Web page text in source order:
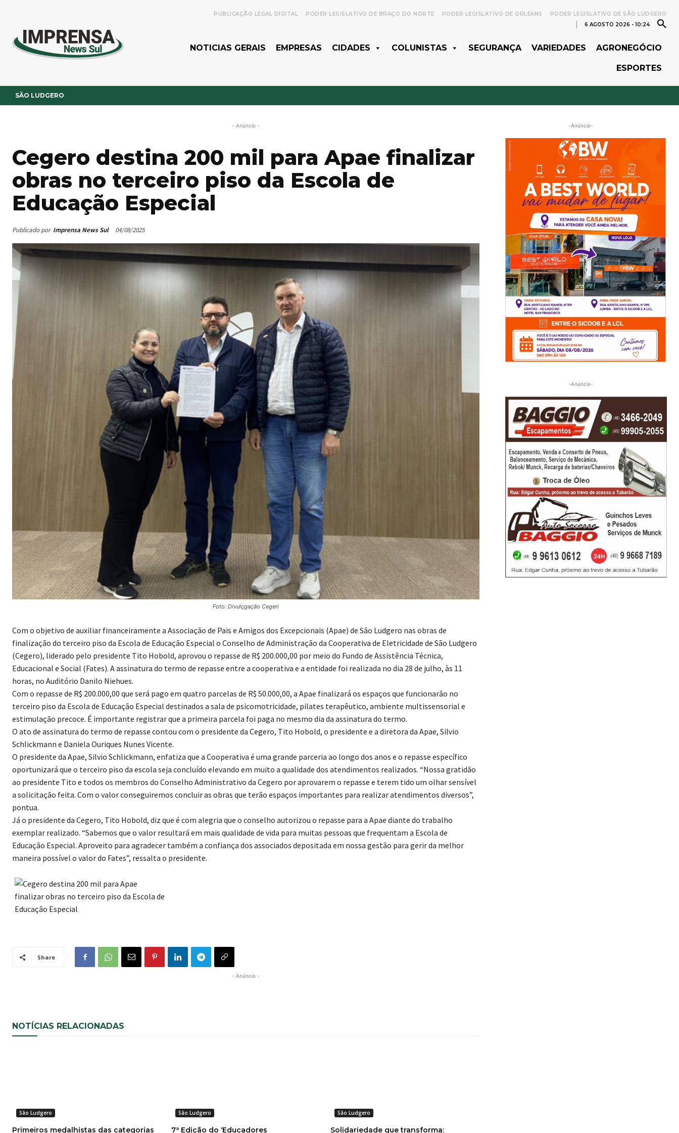
PUBLICAÇÃO LEGAL DIGITAL PODER LEGISLATIVO DE BRAÇO DO NORTE PODER LEGISLATIVO DE ORLEANS
PODER LEGISLATIVO DE SÃO LUDGERO
6 AGOSTO 2026 - 10:24
NOTICIAS GERAIS EMPRESAS CIDADES COLUNISTAS SEGURANÇA VARIEDADES AGRONEGÓCIO
ESPORTES
SÃO LUDGERO
- Anúncio -
Cegero destina 200 mil para Apae finalizar
obras no terceiro piso da Escola de
Educação Especial
Publicado por Imprensa News Sul 04/08/2025
Foto: Divulçgação Cegeri
Com o objetivo de auxiliar financeiramente a Associação de Pais e Amigos dos Excepcionais (Apae) de São Ludgero nas obras de
finalização do terceiro piso da Escola de Educação Especial o Conselho de Administração da Cooperativa de Eletricidade de São Ludgero
(Cegero), liderado pelo presidente Tito Hobold, aprovou o repasse de R$ 200.000,00 por meio do Fundo de Assistência Técnica,
Educacional e Social (Fates). A assinatura do termo de repasse entre a cooperativa e a entidade foi realizada no dia 28 de julho, às 11
horas, no Auditório Danilo Niehues.
Com o repasse de R$ 200.000,00 que será pago em quatro parcelas de R$ 50.000,00, a Apae finalizará os espaços que funcionarão no
terceiro piso da Escola de Educação Especial destinados a sala de psicomotricidade, pilates terapêutico, ambiente multissensorial e
estimulação precoce. É importante registrar que a primeira parcela foi paga no mesmo dia da assinatura do termo.
O ato de assinatura do termo de repasse contou com o presidente da Cegero, Tito Hobold, o presidente e a diretora da Apae, Silvio
Schlickmann e Daniela Ouriques Nunes Vicente.
O presidente da Apae, Silvio Schlickmann, enfatiza que a Cooperativa é uma grande parceria ao longo dos anos e o repasse específico
oportunizará que o terceiro piso da escola seja concluído elevando em muito a qualidade dos atendimentos realizados. “Nossa gratidão
ao presidente Tito e todos os membros do Conselho Administrativo da Cegero por aprovarem o repasse e terem tido um olhar sensível
a solicitação feita. Com o valor conseguiremos concluir as obras que terão espaços importantes para realizar atendimentos diversos”,
pontua.
Já o presidente da Cegero, Tito Hobold, diz que é com alegria que o conselho autorizou o repasse para a Apae diante do trabalho
exemplar realizado. “Sabemos que o valor resultará em mais qualidade de vida para muitas pessoas que frequentam a Escola de
Educação Especial. Aproveito para agradecer também a confiança dos associados depositada em nossa gestão para gerir da melhor
maneira possível o valor do Fates”, ressalta o presidente.
Share
- Anúncio -
NOTÍCIAS RELACIONADAS
São Ludgero
Primeiros medalhistas das categorias
São Ludgero
7ª Edição do ‘Educadores
São Ludgero
Solidariedade que transforma:
-Anúncio-
-Anúncio-